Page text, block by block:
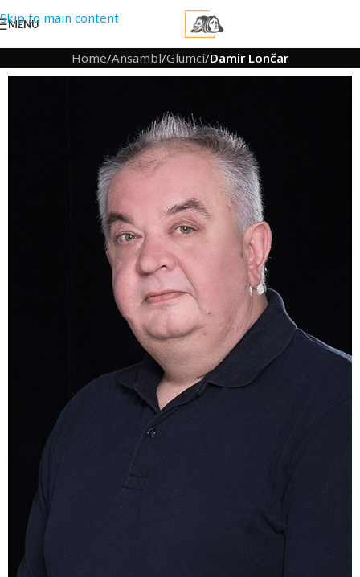
Skip to main content
MENU
Home/Ansambl/Glumci/Damir Lončar